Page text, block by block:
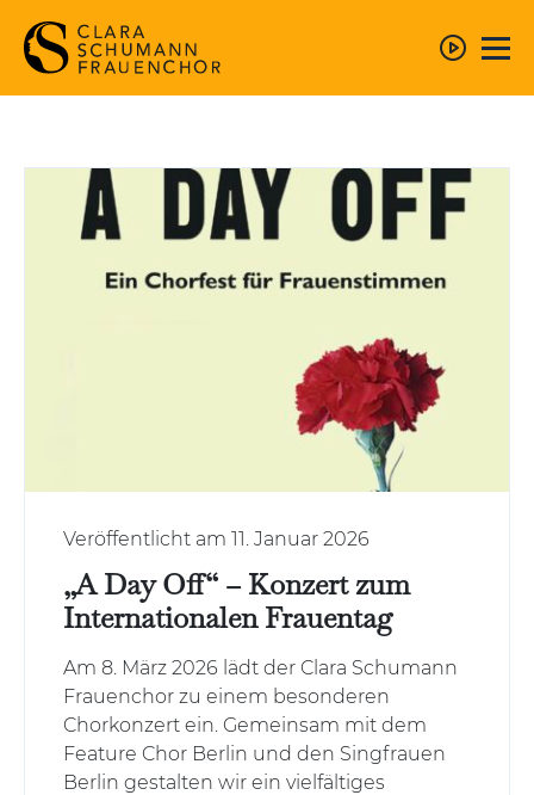
Konzerte
Mitsingen
Repertoire
Verein
Mitsingen
Mitgliederbereich
Singste (intern)
Datenschutzerklärung
Veröffentlicht am 11. Januar 2026
„A Day Off“ – Konzert zum
Internationalen Frauentag
Am 8. März 2026 lädt der Clara Schumann
Frauenchor zu einem besonderen
Chorkonzert ein. Gemeinsam mit dem
Feature Chor Berlin und den Singfrauen
Berlin gestalten wir ein vielfältiges